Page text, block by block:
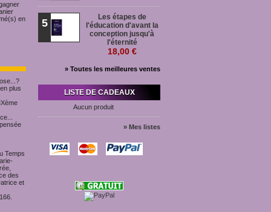
en
plus
Temps
des
et
5
Les étapes de
l'éducation d'avant la
conception jusqu'à
l'éternité
18,00 €
» Toutes les meilleures ventes
LISTE DE CADEAUX
Aucun produit
» Mes listes